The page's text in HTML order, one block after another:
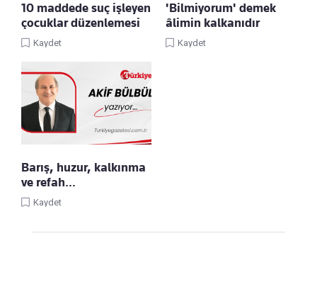
10 maddede suç işleyen
çocuklar düzenlemesi
Kaydet
'Bilmiyorum' demek
âlimin kalkanıdır
Kaydet
Barış, huzur, kalkınma
ve refah…
Kaydet